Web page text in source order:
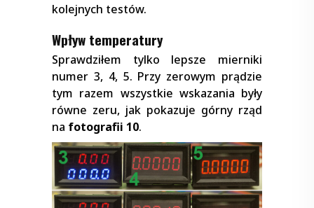
kolejnych testów.
Wpływ temperatury
Sprawdziłem tylko lepsze mierniki
numer 3, 4, 5. Przy zerowym prądzie
tym razem wszystkie wskazania były
równe zeru, jak pokazuje górny rząd
na fotografii 10.